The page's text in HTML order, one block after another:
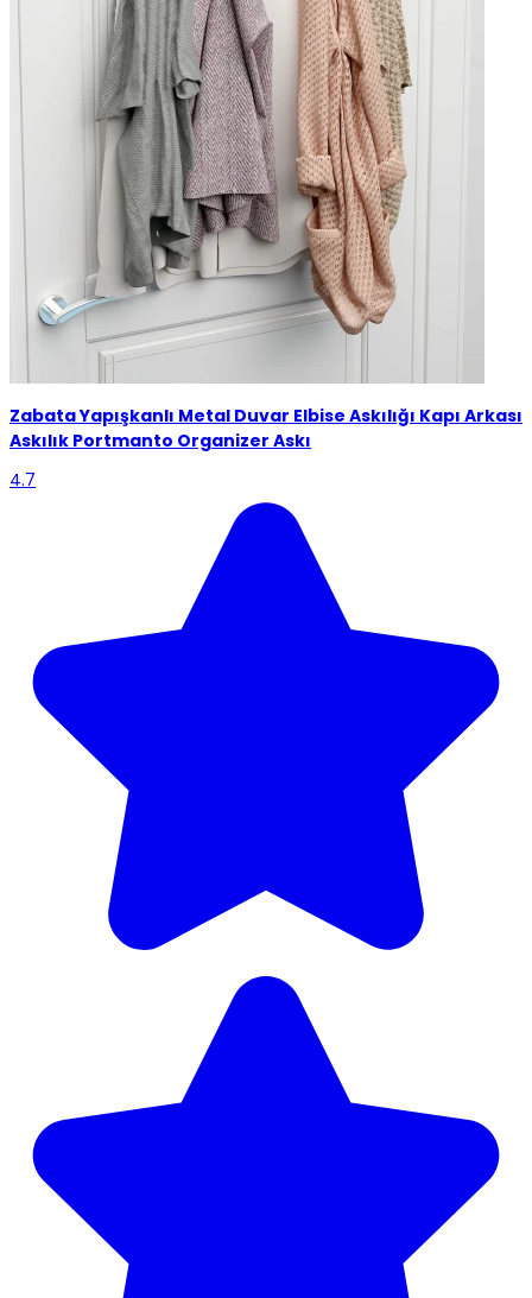
ZabataYapışkanlı Metal Duvar Elbise Askılığı Kapı Arkası
Askılık Portmanto Organizer Askı
4.7